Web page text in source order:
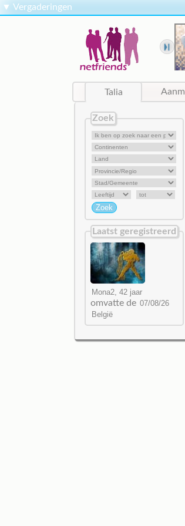
▼ Vergaderingen
Talia
Zoek
Laatst geregistreerd
omvatte de